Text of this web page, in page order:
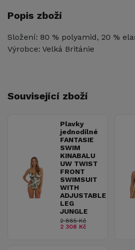
Popis zboží
Složení: 80 % polyamid, 20 %
Výrobce: Velká Británie
Související zboží
Plavky
jednodílné
FANTASIE
SWIM
KINABALU
UW TWIST
FRONT
SWIMSUIT
WITH
ADJUSTABLE
LEG
JUNGLE
2 885 Kč
2 308 Kč